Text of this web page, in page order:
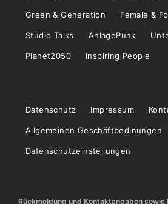
Green & Generation Female &
Studio Talks AnlagePunk
Planet2050 Inspiring People
Datenschutz Impressum
Allgemeinen Geschäftbedinungen
Datenschutzeinstellungen
Rückmeldung und Kontaktangaben sowie